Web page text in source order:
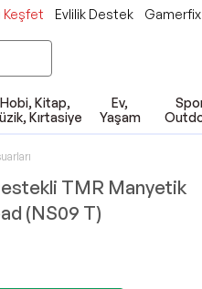
Keşfet Evlilik Destek Gamerfix
Hobi, Kitap,
Kırtasiye
Ev,
Yaşam
TMR Manyetik
(NS09 T)